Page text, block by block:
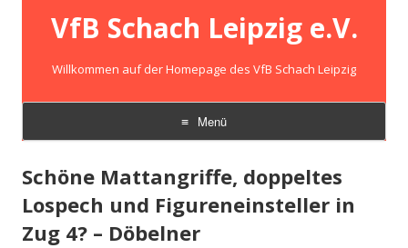
VfB Schach Leipzig e.V.
Willkommen auf der Homepage des VfB Schach Leipzig
Menü
Zum
springen
Schöne Mattangriffe, doppeltes
Lospech und Figureneinsteller in
Zug 4? – Döbelner